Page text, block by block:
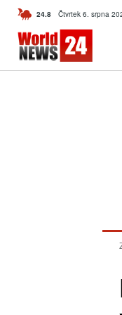
24.8 C Czech
Čtvrtek 6. srpna